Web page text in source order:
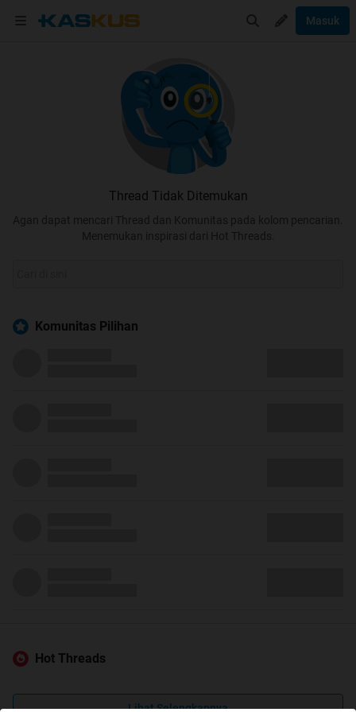
Masuk
Thread Tidak Ditemukan
Agan dapat mencari Thread dan Komunitas pada kolom pencarian.
Menemukan inspirasi dari Hot Threads.
Komunitas Pilihan
Hot Threads
Lihat Selengkapnya